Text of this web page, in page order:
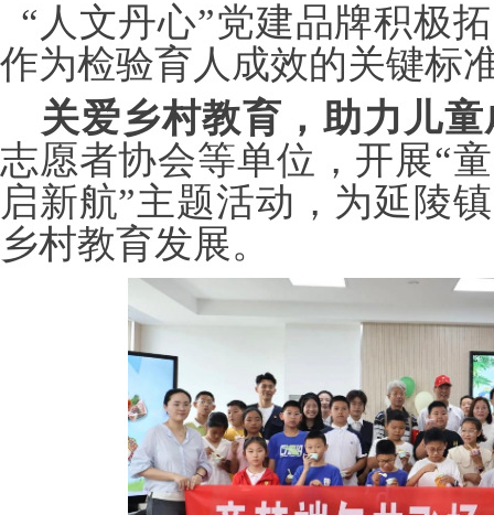
“人文丹心”党建品牌积极
作为检验育人成效的关键标
关爱乡村教育，助力儿
志愿者协会等单位，开展“
启新航”主题活动，为延陵
乡村教育发展。